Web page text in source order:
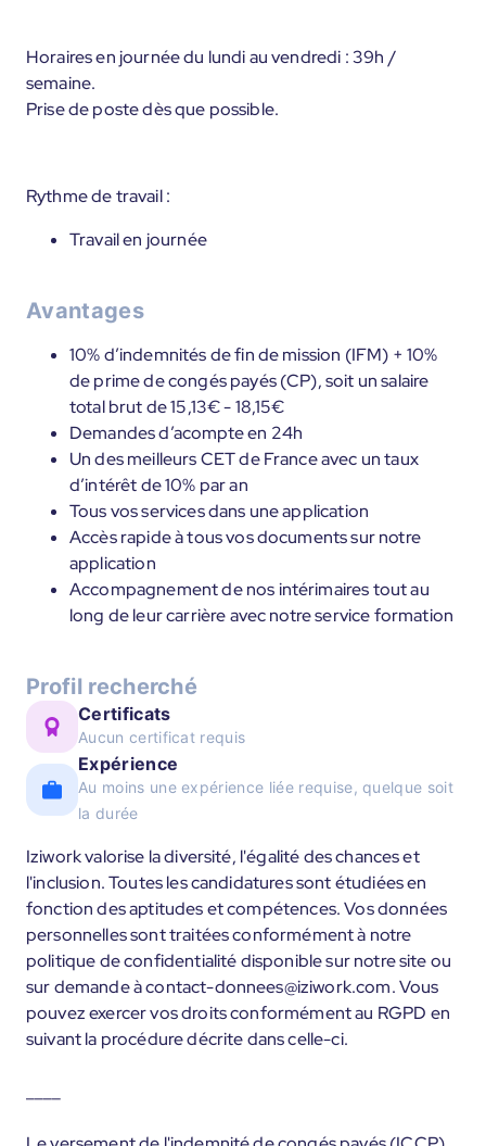
Horaires en journée du lundi au vendredi : 39h /
semaine.
Prise de poste dès que possible.
Rythme de travail :
Travail en journée
Avantages
10% d’indemnités de fin de mission (IFM) + 10%
de prime de congés payés (CP), soit un salaire
total brut de 15,13€ - 18,15€
Demandes d’acompte en 24h
Un des meilleurs CET de France avec un taux
d’intérêt de 10% par an
Tous vos services dans une application
Accès rapide à tous vos documents sur notre
application
Accompagnement de nos intérimaires tout au
long de leur carrière avec notre service formation
Profil recherché
Certificats
Aucun certificat requis
Expérience
Au moins une expérience liée requise, quelque soit
la durée
Iziwork valorise la diversité, l'égalité des chances et
l'inclusion. Toutes les candidatures sont étudiées en
fonction des aptitudes et compétences. Vos données
personnelles sont traitées conformément à notre
politique de confidentialité disponible sur notre site ou
sur demande à contact-donnees@iziwork.com. Vous
pouvez exercer vos droits conformément au RGPD en
suivant la procédure décrite dans celle-ci.